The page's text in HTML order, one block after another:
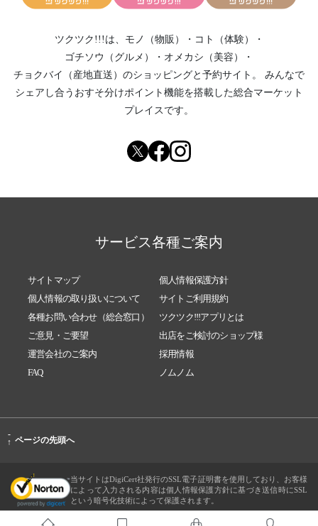
ツクツク!!!は、 モノ（物販） ・ コト（体験）
・
ゴチソウ（グルメ）
・ オメカシ（美容）
・
チョクバイ（産地直送） のショッピングと予約サイト。
みんなで
シェアし合う おすそ分けポイント機能を搭載した総合マーケット
プレイスです。
サービス各種ご案内
サイトマップ
個人情報保護方針
個人情報の取り扱いについて
サイトご利用規約
各種お問い合わせ（総合窓口）
ツクツク!!!アプリとは
ご意見・ご要望
出店をご検討のショップ様
運営会社のご案内
採用情報
FAQ
ノムノム
-
↑ ページの先頭へ
当サイトはDigiCert社発行のSSL電子証明書を使用しており、お客様
によって入力される内容は個人情報保護方針に基づき送信時にSSL
という暗号化技術によって保護されます。